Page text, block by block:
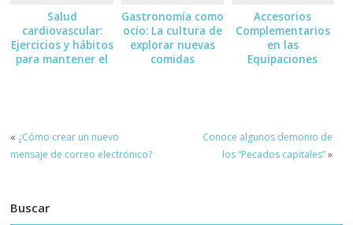
Salud
cardiovascular:
Ejercicios y hábitos
para mantener el
Gastronomía como
ocio: La cultura de
explorar nuevas
comidas
Accesorios
Complementarios
en las
Equipaciones
« ¿Cómo crear un nuevo
mensaje de correo electrónico?
Conoce algunos demonio de
los “Pecados capitales”»
Buscar